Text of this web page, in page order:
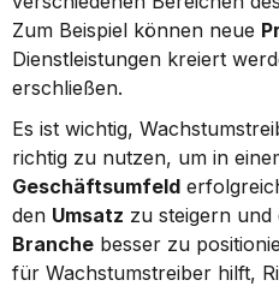
Zum Beispiel können neue
Dienstleistungen kreiert
erschließen.
Es ist wichtig,
Geschäftsumfeld
den Umsatz
Branche besser zu
für Wachstumstreiber hilft,